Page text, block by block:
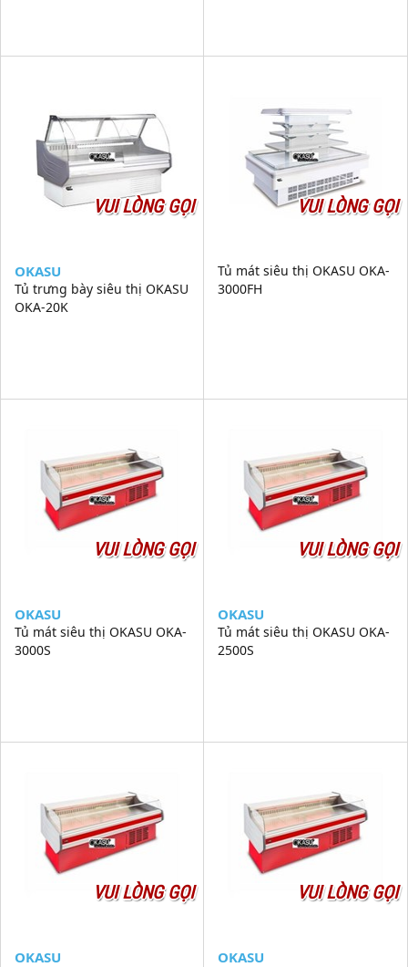
VUI LÒNG GỌI
OKASU
Tủ trưng bày siêu thị OKASU
OKA-20K
VUI LÒNG GỌI
Tủ mát siêu thị OKASU OKA-
3000FH
VUI LÒNG GỌI
OKASU
Tủ mát siêu thị OKASU OKA-
3000S
VUI LÒNG GỌI
OKASU
Tủ mát siêu thị OKASU OKA-
2500S
VUI LÒNG GỌI
OKASU
VUI LÒNG GỌI
OKASU